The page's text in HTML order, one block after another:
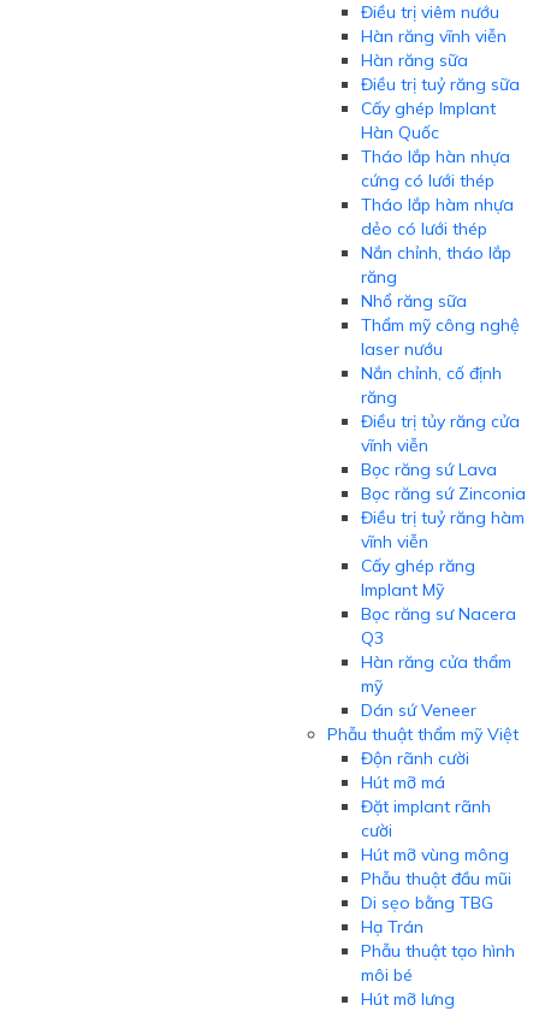
Điều trị viêm nướu
Hàn răng vĩnh viễn
Hàn răng sữa
Điều trị tuỷ răng sữa
Cấy ghép Implant
Hàn Quốc
Tháo lắp hàn nhựa
cứng có lưới thép
Tháo lắp hàm nhựa
dẻo có lưới thép
Nắn chỉnh, tháo lắp
răng
Nhổ răng sữa
Thẩm mỹ công nghệ
laser nướu
Nắn chỉnh, cố định
răng
Điều trị tủy răng cửa
vĩnh viễn
Bọc răng sứ Lava
Bọc răng sứ Zinconia
Điều trị tuỷ răng hàm
vĩnh viễn
Cấy ghép răng
Implant Mỹ
Bọc răng sư Nacera
Q3
Hàn răng cửa thẩm
mỹ
Dán sứ Veneer
Phẫu thuật thẩm mỹ Việt
Độn rãnh cười
Hút mỡ má
Đặt implant rãnh
cười
Hút mỡ vùng mông
Phẫu thuật đầu mũi
Di sẹo bằng TBG
Hạ Trán
Phẫu thuật tạo hình
môi bé
Hút mỡ lưng